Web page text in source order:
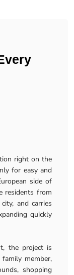
right on the
for easy and
side of
residents from
and carries
quickly
the project is
member,
shopping